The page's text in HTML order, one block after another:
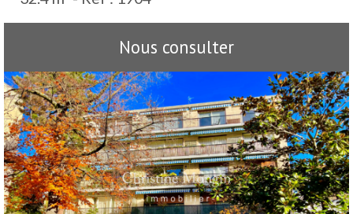
Nous consulter